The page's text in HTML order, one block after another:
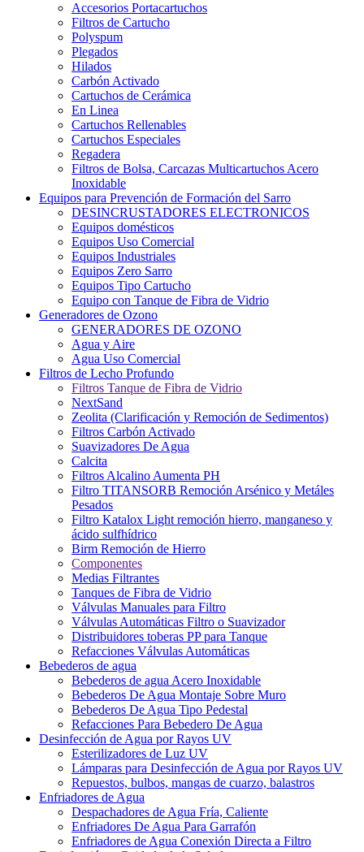
Accesorios Portacartuchos
Filtros de Cartucho
Polyspum
Plegados
Hilados
Carbón Activado
Cartuchos de Cerámica
En Linea
Cartuchos Rellenables
Cartuchos Especiales
Regadera
Filtros de Bolsa, Carcazas Multicartuchos Acero
Inoxidable
Equipos para Prevención de Formación del Sarro
DESINCRUSTADORES ELECTRONICOS
Equipos domésticos
Equipos Uso Comercial
Equipos Industriales
Equipos Zero Sarro
Equipos Tipo Cartucho
Equipo con Tanque de Fibra de Vidrio
Generadores de Ozono
GENERADORES DE OZONO
Agua y Aire
Agua Uso Comercial
Filtros de Lecho Profundo
Filtros Tanque de Fibra de Vidrio
NextSand
Zeolita (Clarificación y Remoción de Sedimentos)
Filtros Carbón Activado
Suavizadores De Agua
Calcita
Filtros Alcalino Aumenta PH
Filtro TITANSORB Remoción Arsénico y Metáles
Pesados
Filtro Katalox Light remoción hierro, manganeso y
ácido sulfhídrico
Birm Remoción de Hierro
Componentes
Medias Filtrantes
Tanques de Fibra de Vidrio
Válvulas Manuales para Filtro
Válvulas Automáticas Filtro o Suavizador
Distribuidores toberas PP para Tanque
Refacciones Válvulas Automáticas
Bebederos de agua
Bebederos de agua Acero Inoxidable
Bebederos De Agua Montaje Sobre Muro
Bebederos De Agua Tipo Pedestal
Refacciones Para Bebedero De Agua
Desinfección de Agua por Rayos UV
Esterilizadores de Luz UV
Lámparas para Desinfección de Agua por Rayos UV
Repuestos, bulbos, mangas de cuarzo, balastros
Enfriadores de Agua
Despachadores de Agua Fría, Caliente
Enfriadores De Agua Para Garrafón
Enfriadores de Agua Conexión Directa a Filtro